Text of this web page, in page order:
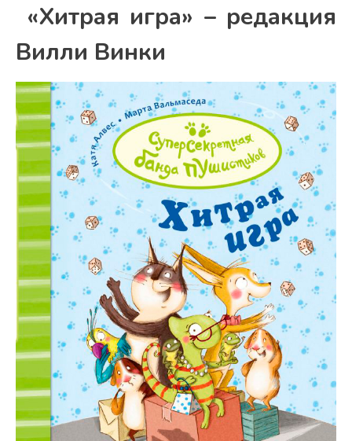
«Хитрая игра» – редакция
Вилли Винки